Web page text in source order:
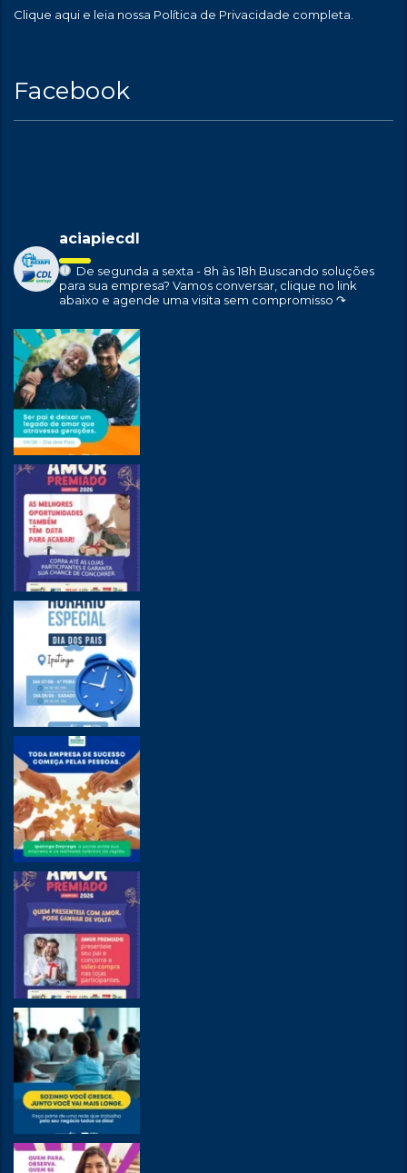
Clique aqui e leia nossa Política de Privacidade completa.
Facebook
aciapiecdl
De segunda a sexta - 8h às 18h Buscando soluções
para sua empresa? Vamos conversar, clique no link
abaixo e agende uma visita sem compromisso ↷